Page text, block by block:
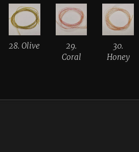
28. Olive
29.
Coral
30.
Honey